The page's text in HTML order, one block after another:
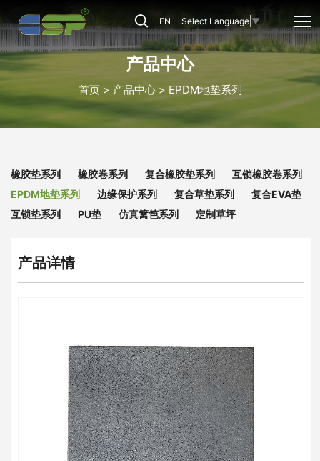
EN Select Language ▼
CSP-
EPDM-
007
产品中心
首页 产品中心 EPDM地垫系列
橡胶垫系列 橡胶卷系列 复合橡胶垫系列
互锁橡胶卷系列
EPDM地垫系列
边缘保护系列 复合草垫系列
复合EVA垫
互锁垫系列
PU垫 仿真篱笆系列 定制草坪
产品详情